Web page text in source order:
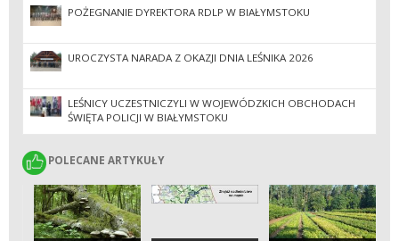
POŻEGNANIE DYREKTORA RDLP W BIAŁYMSTOKU
UROCZYSTA NARADA Z OKAZJI DNIA LEŚNIKA 2026
LEŚNICY UCZESTNICZYLI W WOJEWÓDZKICH OBCHODACH
ŚWIĘTA POLICJI W BIAŁYMSTOKU
POLECANE ARTYKUŁY
POLECANE ARTYKUŁY